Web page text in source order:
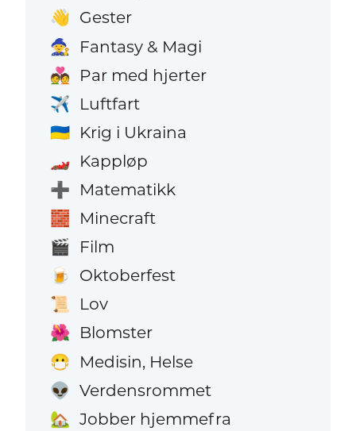
👋 Gester
🧙 Fantasy & Magi
💑 Par med hjerter
✈️ Luftfart
🇺🇦 Krig i Ukraina
🏎️ Kappløp
➕ Matematikk
🧱 Minecraft
🎬 Film
🍺 Oktoberfest
📜 Lov
🌺 Blomster
😷 Medisin, Helse
👽 Verdensrommet
🏡 Jobber hjemmefra